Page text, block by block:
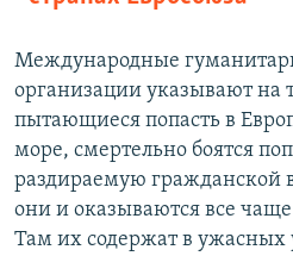
Международные
организации указывают на
пытающиеся попасть в
море, смертельно боятся
раздираемую гражданской
они и оказываются все
Там их содержат в ужасных